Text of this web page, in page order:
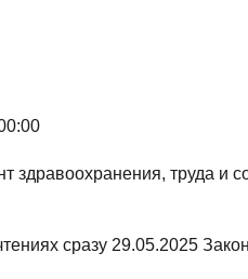
здравоохранения, труда и
сразу 29.05.2025